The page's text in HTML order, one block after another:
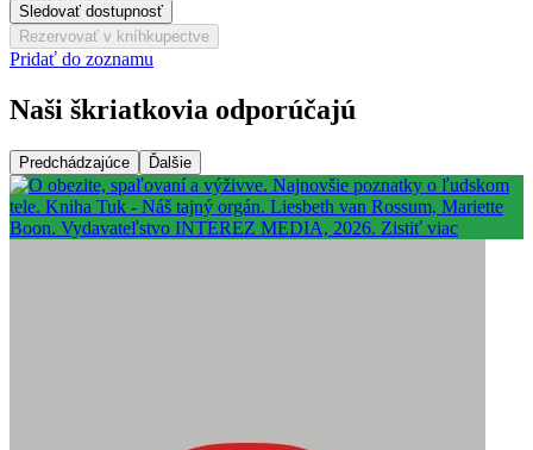
Sledovať dostupnosť
Rezervovať v kníhkupectve
Pridať do zoznamu
Naši škriatkovia odporúčajú
Predchádzajúce Ďalšie